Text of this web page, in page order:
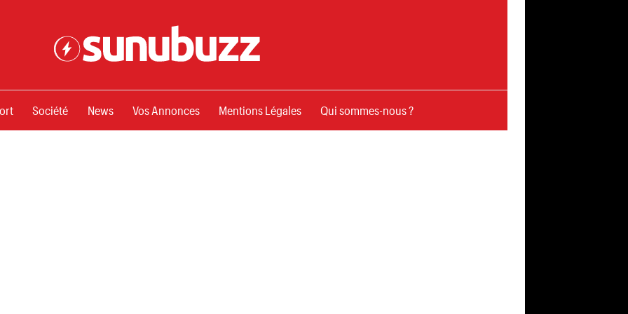
Société News Vos Annonces Mentions Légales Qui sommes-nous ?